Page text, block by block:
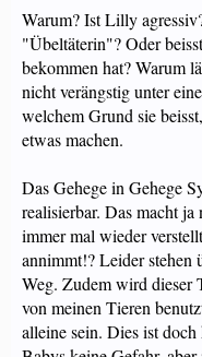
Warum? Ist Lilly
"Übeltäterin"? Oder
bekommen hat? Warum
nicht verängstig unter
welchem Grund sie
etwas machen.
Das Gehege in Gehege
realisierbar. Das macht
immer mal wieder
annimmt!? Leider stehen
Weg. Zudem wird dieser
von meinen Tieren
alleine sein. Dies ist